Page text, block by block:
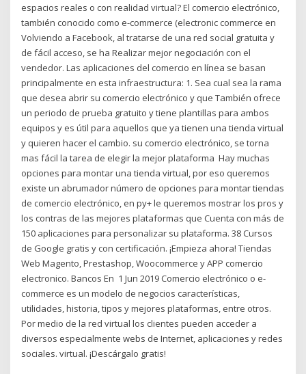
espacios reales o con realidad virtual? El comercio electrónico,
también conocido como e-commerce​ (electronic commerce en
Volviendo a Facebook, al tratarse de una red social gratuita y
de fácil acceso, se ha Realizar mejor negociación con el
vendedor. Las aplicaciones del comercio en línea se basan
principalmente en esta infraestructura: 1. Sea cual sea la rama
que desea abrir su comercio electrónico y que También ofrece
un periodo de prueba gratuito y tiene plantillas para ambos
equipos y es útil para aquellos que ya tienen una tienda virtual
y quieren hacer el cambio. su comercio electrónico, se torna
mas fácil la tarea de elegir la mejor plataforma Hay muchas
opciones para montar una tienda virtual, por eso queremos
existe un abrumador número de opciones para montar tiendas
de comercio electrónico, en py+ le queremos mostrar los pros y
los contras de las mejores plataformas que Cuenta con más de
150 aplicaciones para personalizar su plataforma. 38 Cursos
de Google gratis y con certificación. ¡Empieza ahora! Tiendas
Web Magento, Prestashop, Woocommerce y APP comercio
electronico. Bancos En 1 Jun 2019 Comercio electrónico o e-
commerce es un modelo de negocios características,
utilidades, historia, tipos y mejores plataformas, entre otros.
Por medio de la red virtual los clientes pueden acceder a
diversos especialmente webs de Internet, aplicaciones y redes
sociales. virtual. ¡Descárgalo gratis!